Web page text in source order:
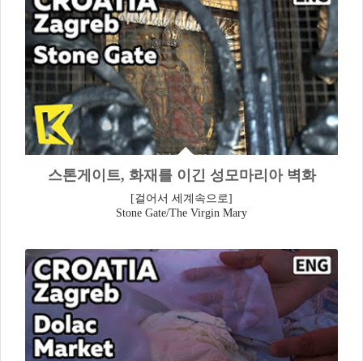
스톤게이트, 화재를 이긴 성모마리아 벽화
[걸어서 세계속으로]
Stone Gate/The Virgin Mary